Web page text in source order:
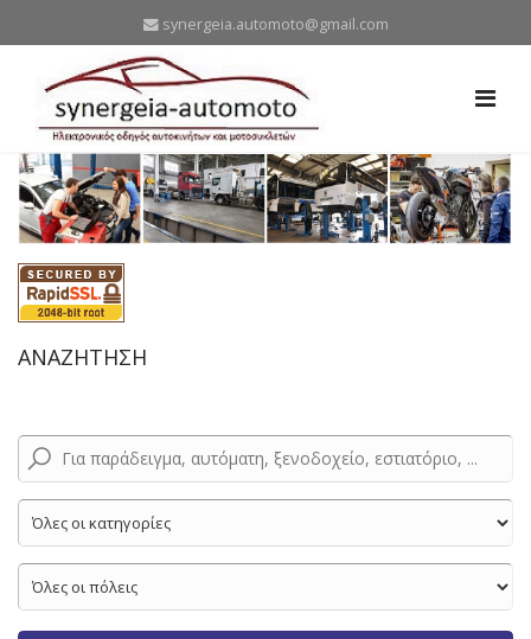
synergeia.automoto@gmail.com
ΑΝΑΖΗΤΗΣΗ